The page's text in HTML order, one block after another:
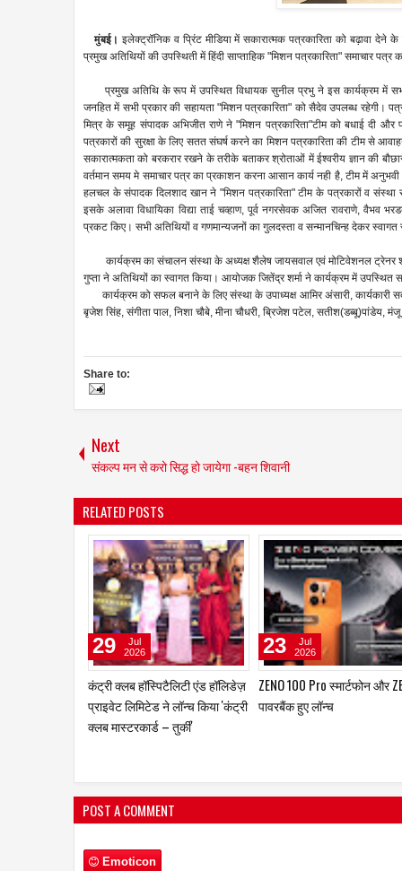
मुंबई। इलेक्ट्रॉनिक व प्रिंट मीडिया में सकारात्मक पत्रकारिता को बढ़ावा देने के
प्रमुख अतिथियों की उपस्थिती में हिंदी साप्ताहिक "मिशन पत्रकारिता" समाचार
प्रमुख अतिथि के रूप में उपस्थित विधायक सुनील प्रभु ने इस कार्यक्रम में सभा
जनहित में सभी प्रकार की सहायता "मिशन पत्रकारिता" को सैदेव उपलब्ध रहेगी।
मित्र के समूह संपादक अभिजीत राणे ने "मिशन पत्रकारिता"टीम को बधाई दी
पत्रकारों की सुरक्षा के लिए सतत संघर्ष करने का मिशन पत्रकारिता की टीम से
सकारात्मकता को बरकरार रखने के तरीके बताकर श्रोताओं में ईश्वरीय ज्ञान की
वर्तमान समय मे समाचार पत्र का प्रकाशन करना आसान कार्य नही है, टीम में
हलचल के संपादक दिलशाद खान ने "मिशन पत्रकारिता" टीम के पत्रकारों व
इसके अलावा विधायिका विद्या ताई चव्हाण, पूर्व नगरसेवक अजित रावराणे, वैभव
प्रकट किए। सभी अतिथियों व गणमान्यजनों का गुलदस्ता व सन्मानचिन्ह देकर स्वागत
कार्यक्रम का संचालन संस्था के अध्यक्ष शैलेष जायसवाल एवं मोटिवेशनल ट्रेनर
गुप्ता ने अतिथियों का स्वागत किया। आयोजक जितेंद्र शर्मा ने कार्यक्रम में उपस्थित
कार्यक्रम को सफल बनाने के लिए संस्था के उपाध्यक्ष आमिर अंसारी, कार्यकारी
बृजेश सिंह, संगीता पाल, निशा चौबे, मीना चौधरी, ब्रिजेश पटेल, सतीश(डब्बू)पांडेय,
Share to:
Next
संकल्प मन से करो सिद्ध हो जायेगा -बहन शिवानी
RELATED POSTS
itel ने नया फीचर फोन Ace 3 Heera
लॉन्च किया
06
Aug
2026
boAt और Spotify Premium ने
बेहतर म्यूज़िक अनुभव देने के लिए की
06
Aug
2026
POST A COMMENT